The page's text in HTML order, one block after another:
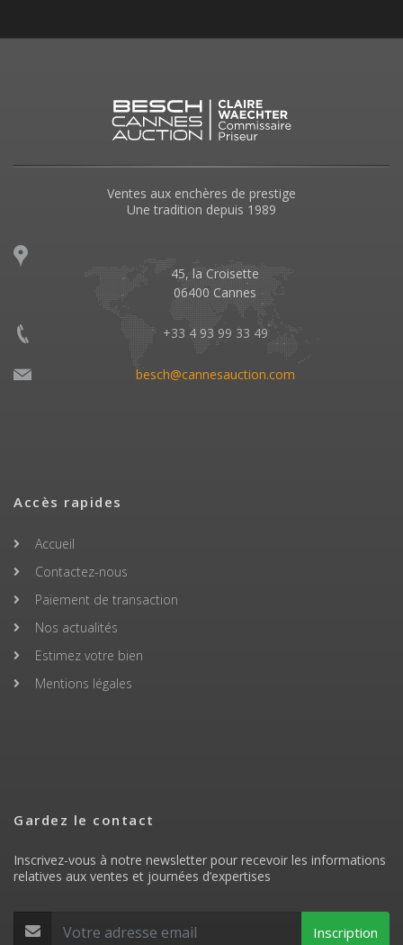
Ventes aux enchères de prestige
Une tradition depuis 1989
45, la Croisette
06400 Cannes
+33 4 93 99 33 49
besch@cannesauction.com
Accès rapides
Accueil
Contactez-nous
Paiement de transaction
Nos actualités
Estimez votre bien
Mentions légales
Gardez le contact
Inscrivez-vous à notre newsletter pour recevoir les informations
relatives aux ventes et journées d’expertises
Inscription